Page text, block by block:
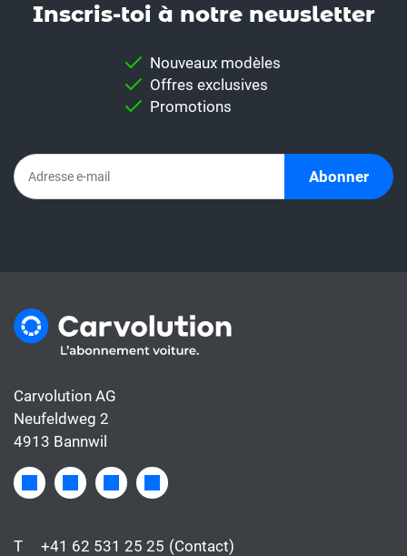
Inscris-toi à notre news­letter
Nouveaux modèles
Offres exclusives
Promotions
Abonner
Carvolution AG
Neufeldweg 2
4913 Bannwil
T +41 62 531 25 25 (Contact)